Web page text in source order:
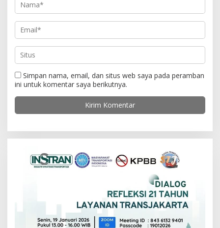
Simpan nama, email, dan situs web saya pada peramban
ini untuk komentar saya berikutnya.